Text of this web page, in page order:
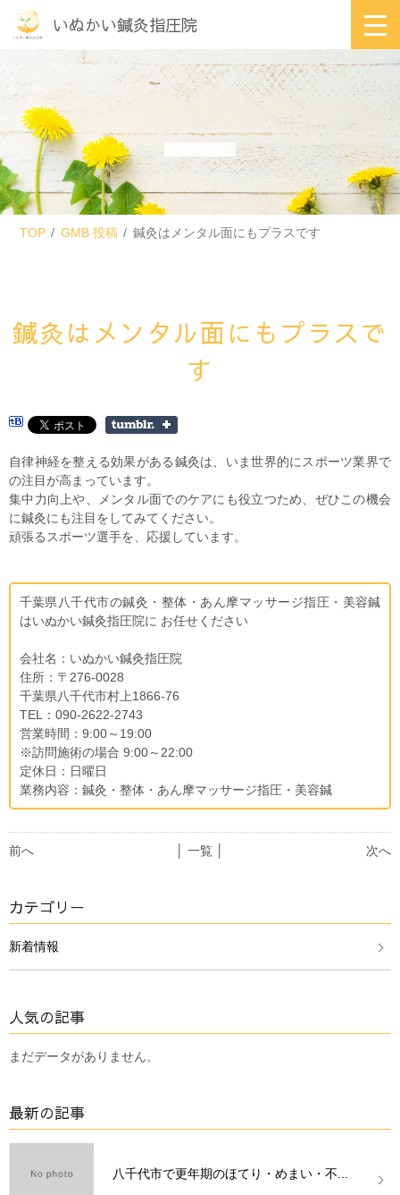
いぬかい鍼灸指圧院
TOP GMB 投稿 鍼灸はメンタル面にもプラスです
鍼灸はメンタル面にもプラスで
す
自律神経を整える効果がある鍼灸は、いま世界的にスポーツ業界で
の注目が高まっています。
集中力向上や、メンタル面でのケアにも役立つため、ぜひこの機会
に鍼灸にも注目をしてみてください。
頑張るスポーツ選手を、応援しています。
千葉県八千代市の鍼灸・整体・あん摩マッサージ指圧・美容鍼
はいぬかい鍼灸指圧院に お任せください
会社名：いぬかい鍼灸指圧院
住所：〒276-0028
千葉県八千代市村上1866-76
TEL：090-2622-2743
営業時間：9:00～19:00
※訪問施術の場合 9:00～22:00
定休日：日曜日
業務内容：鍼灸・整体・あん摩マッサージ指圧・美容鍼
前へ 次へ
│ 一覧 │
カテゴリー
新着情報
人気の記事
まだデータがありません。
最新の記事
八千代市で更年期のほてり・めまい・不...